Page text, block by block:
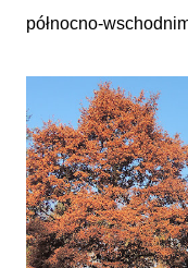
północno-